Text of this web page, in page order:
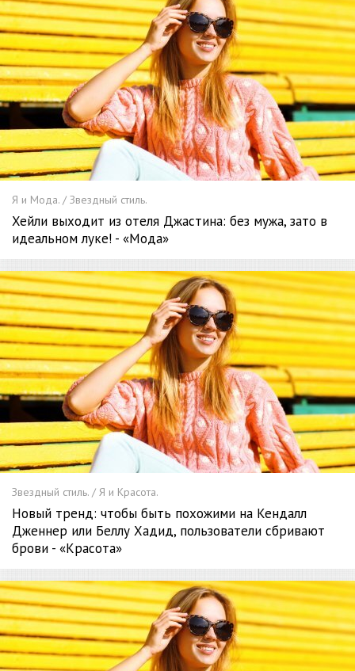
Я и Мода. / Звездный стиль.
Хейли выходит из отеля Джастина: без мужа, зато в
идеальном луке! - «Мода»
Звездный стиль. / Я и Красота.
Новый тренд: чтобы быть похожими на Кендалл
Дженнер или Беллу Хадид, пользователи сбривают
брови - «Красота»